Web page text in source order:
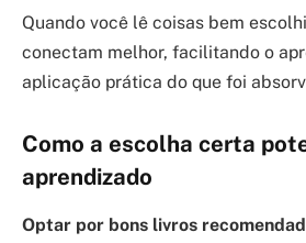
Quando você lê coisas bem
conectam melhor, facilitando o
aplicação prática do que foi
Como a escolha certa
aprendizado
Optar por bons livros